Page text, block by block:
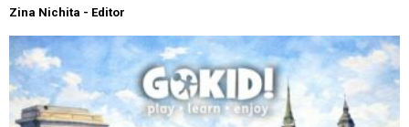
Zina Nichita - Editor